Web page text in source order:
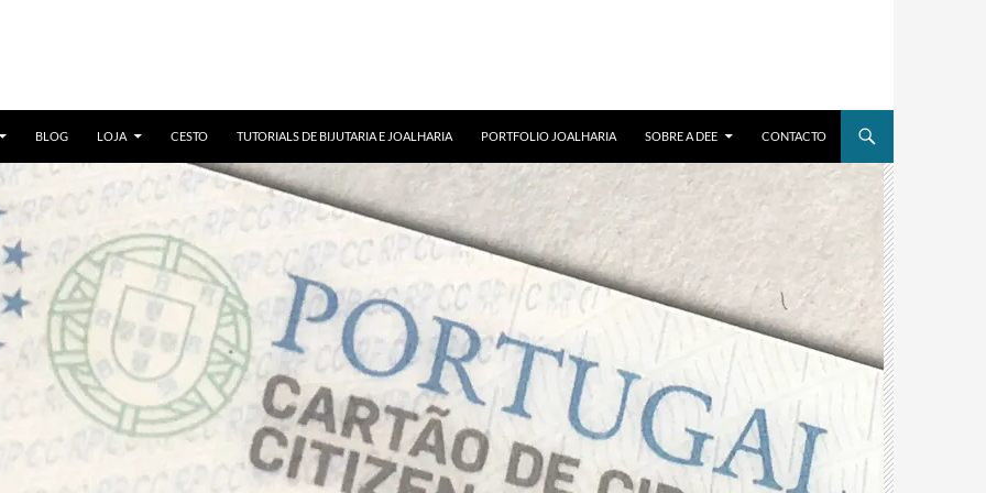
BLOG LOJA CESTO TUTORIALS DE BIJUTARIA E JOALHARIA PORTFOLIO JOALHARIA SOBRE A DEE CONTACTO